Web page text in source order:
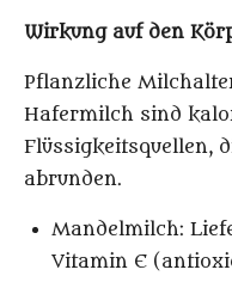
Wirkung auf den
Pflanzliche
Hafermilch sind
Flüssigkeitsquellen,
abrunden.
Mandelmilch:
Vitamin E